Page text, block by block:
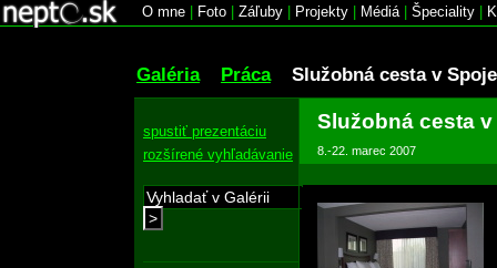
O mne Foto Záľuby Projekty Médiá| Špeciality
Galéria Práca Služobná cesta v
spustiť prezentáciu
rozšírené vyhľadávanie
>
Služobná cesta
8.-22. marec 2007